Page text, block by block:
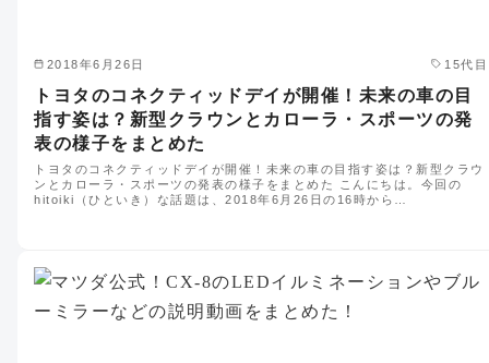
2018年6月26日 15代目
トヨタのコネクティッドデイが開催！未来の車の目
指す姿は？新型クラウンとカローラ・スポーツの発
表の様子をまとめた
トヨタのコネクティッドデイが開催！未来の車の目指す姿は？新型クラウ
ンとカローラ・スポーツの発表の様子をまとめた こんにちは。今回の
hitoiki（ひといき）な話題は、2018年6月26日の16時から…